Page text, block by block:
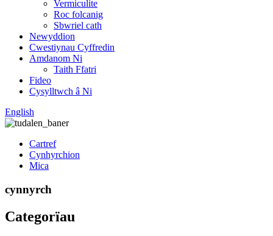
Vermiculite
Roc folcanig
Sbwriel cath
Newyddion
Cwestiynau Cyffredin
Amdanom Ni
Taith Ffatri
Fideo
Cysylltwch â Ni
English
Cartref
Cynhyrchion
Mica
cynnyrch
Categorïau